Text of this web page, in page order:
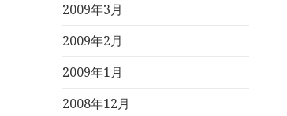
2009年3月
2009年2月
2009年1月
2008年12月